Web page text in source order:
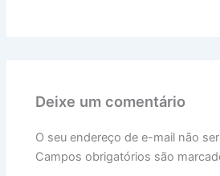
Deixe um comentário
O seu endereço de e-mail não
Campos obrigatórios são